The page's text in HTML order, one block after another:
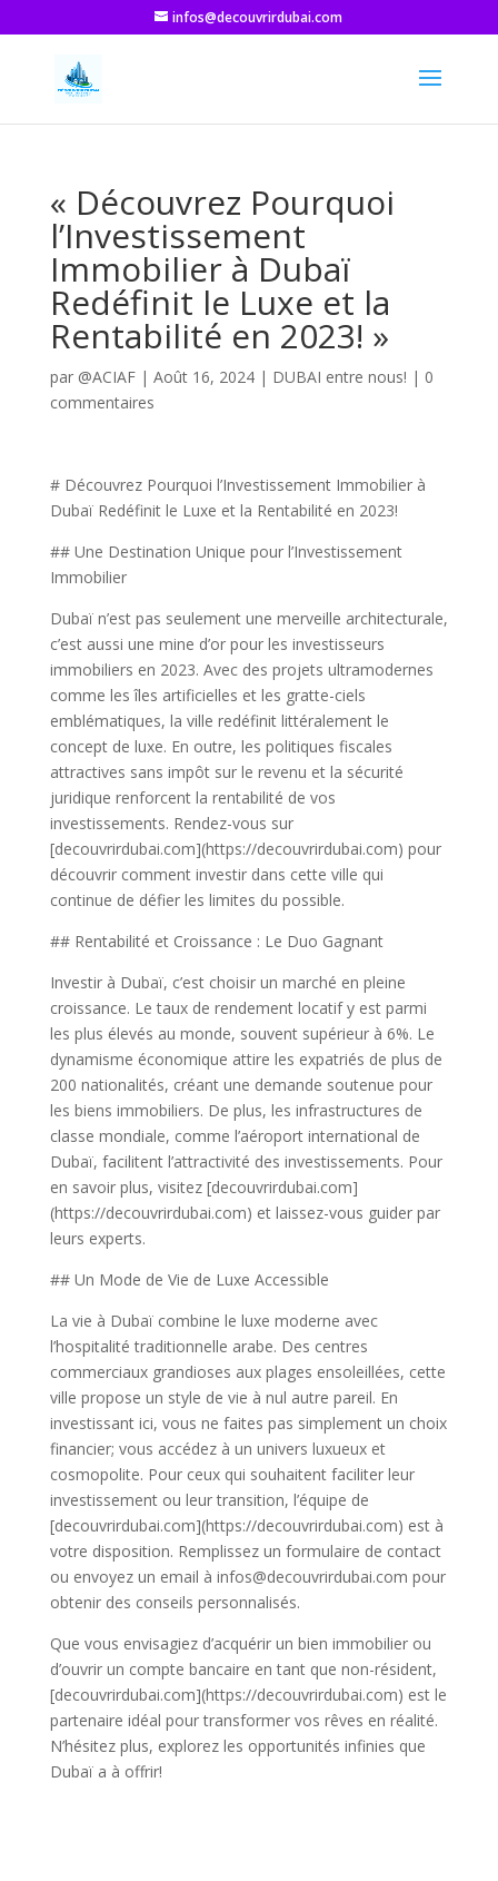
infos@decouvrirdubai.com
« Découvrez Pourquoi
l’Investissement
Immobilier à Dubaï
Redéfinit le Luxe et la
Rentabilité en 2023! »
par @ACIAF| Août 16, 2024| DUBAI entre nous! | 0
commentaires
# Découvrez Pourquoi l’Investissement Immobilier à
Dubaï Redéfinit le Luxe et la Rentabilité en 2023!
## Une Destination Unique pour l’Investissement
Immobilier
Dubaï n’est pas seulement une merveille architecturale,
c’est aussi une mine d’or pour les investisseurs
immobiliers en 2023. Avec des projets ultramodernes
comme les îles artificielles et les gratte-ciels
emblématiques, la ville redéfinit littéralement le
concept de luxe. En outre, les politiques fiscales
attractives sans impôt sur le revenu et la sécurité
juridique renforcent la rentabilité de vos
investissements. Rendez-vous sur
[decouvrirdubai.com](https://decouvrirdubai.com) pour
découvrir comment investir dans cette ville qui
continue de défier les limites du possible.
## Rentabilité et Croissance : Le Duo Gagnant
Investir à Dubaï, c’est choisir un marché en pleine
croissance. Le taux de rendement locatif y est parmi
les plus élevés au monde, souvent supérieur à 6%. Le
dynamisme économique attire les expatriés de plus de
200 nationalités, créant une demande soutenue pour
les biens immobiliers. De plus, les infrastructures de
classe mondiale, comme l’aéroport international de
Dubaï, facilitent l’attractivité des investissements. Pour
en savoir plus, visitez [decouvrirdubai.com]
(https://decouvrirdubai.com) et laissez-vous guider par
leurs experts.
## Un Mode de Vie de Luxe Accessible
La vie à Dubaï combine le luxe moderne avec
l’hospitalité traditionnelle arabe. Des centres
commerciaux grandioses aux plages ensoleillées, cette
ville propose un style de vie à nul autre pareil. En
investissant ici, vous ne faites pas simplement un choix
financier; vous accédez à un univers luxueux et
cosmopolite. Pour ceux qui souhaitent faciliter leur
investissement ou leur transition, l’équipe de
[decouvrirdubai.com](https://decouvrirdubai.com) est à
votre disposition. Remplissez un formulaire de contact
ou envoyez un email à infos@decouvrirdubai.com pour
obtenir des conseils personnalisés.
Que vous envisagiez d’acquérir un bien immobilier ou
d’ouvrir un compte bancaire en tant que non-résident,
[decouvrirdubai.com](https://decouvrirdubai.com) est le
partenaire idéal pour transformer vos rêves en réalité.
N’hésitez plus, explorez les opportunités infinies que
Dubaï a à offrir!